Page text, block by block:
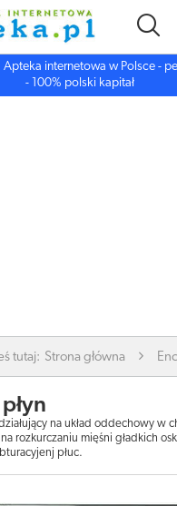
Apteka internetowa w Polsce -
- 100% polski kapitał
tutaj: Strona główna
na układ oddechowy w
rozkurczaniu mięśni gładkich
płuc.